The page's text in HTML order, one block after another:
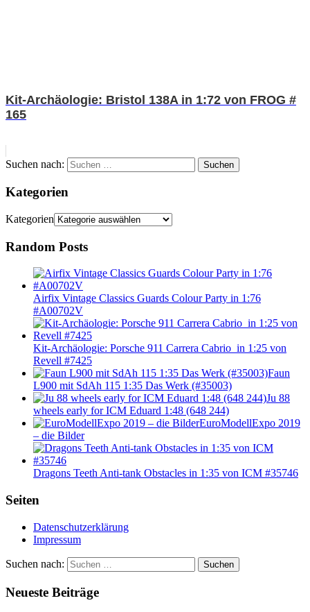
Kit-Archäologie: Bristol 138A in 1:72 von FROG #
165
Suchen nach: Suchen
Kategorien
Kategorien
Random Posts
Airfix Vintage Classics Guards Colour Party in 1:76
#A00702V
Kit-Archäologie: Porsche 911 Carrera Cabrio in 1:25 von
Revell #7425
Faun
L900 mit SdAh 115 1:35 Das Werk (#35003)
Ju 88
wheels early for ICM Eduard 1:48 (648 244)
EuroModellExpo 2019
– die Bilder
Dragons Teeth Anti-tank Obstacles in 1:35 von ICM #35746
Seiten
Datenschutzerklärung
Impressum
Suchen nach: Suchen
Neueste Beiträge